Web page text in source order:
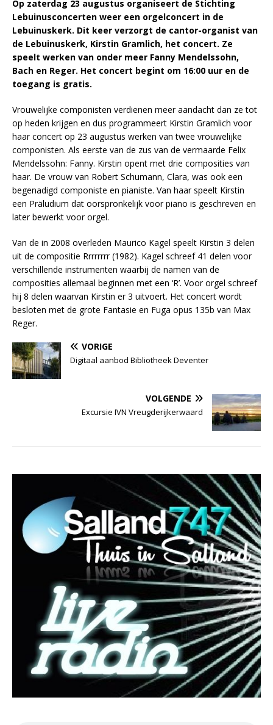
Op zaterdag 23 augustus organiseert de Stichting
Lebuinusconcerten weer een orgelconcert in de
Lebuinuskerk. Dit keer verzorgt de cantor-organist van
de Lebuinuskerk, Kirstin Gramlich, het concert. Ze
speelt werken van onder meer Fanny Mendelssohn,
Bach en Reger. Het concert begint om 16:00 uur en de
toegang is gratis.
Vrouwelijke componisten verdienen meer aandacht dan ze tot
op heden krijgen en dus programmeert Kirstin Gramlich voor
haar concert op 23 augustus werken van twee vrouwelijke
componisten. Als eerste van de zus van de vermaarde Felix
Mendelssohn: Fanny. Kirstin opent met drie composities van
haar. De vrouw van Robert Schumann, Clara, was ook een
begenadigd componiste en pianiste. Van haar speelt Kirstin
een Präludium dat oorspronkelijk voor piano is geschreven en
later bewerkt voor orgel.
Van de in 2008 overleden Maurico Kagel speelt Kirstin 3 delen
uit de compositie Rrrrrrrr (1982). Kagel schreef 41 delen voor
verschillende instrumenten waarbij de namen van de
composities allemaal beginnen met een ‘R’. Voor orgel schreef
hij 8 delen waarvan Kirstin er 3 uitvoert. Het concert wordt
besloten met de grote Fantasie en Fuga opus 135b van Max
Reger.
VORIGE
Digitaal aanbod Bibliotheek Deventer
VOLGENDE
Excursie IVN Vreugderijkerwaard